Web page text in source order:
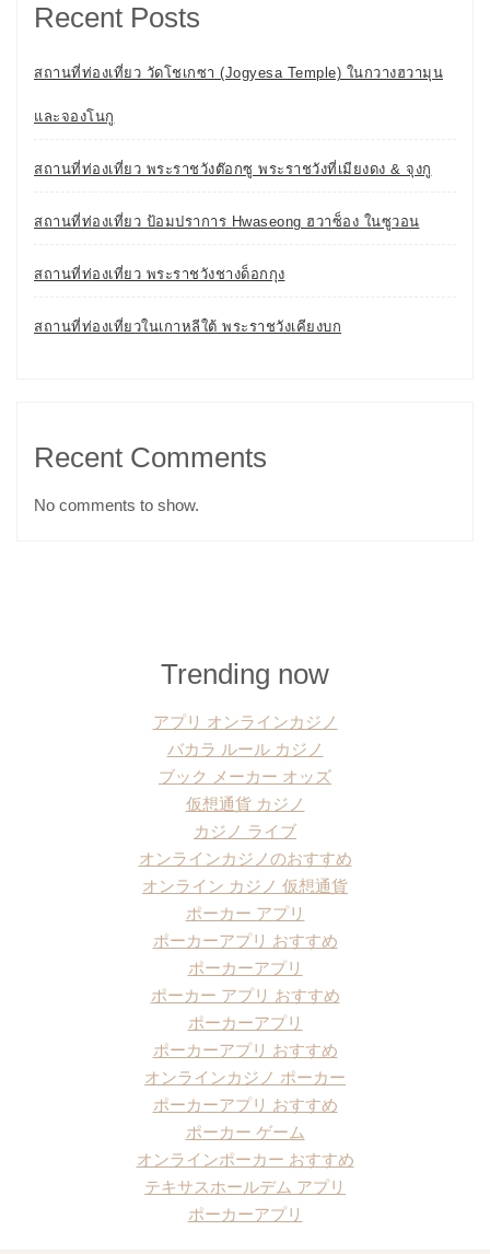
Recent Posts
สถานที่ท่องเที่ยว วัดโชเกซา (Jogyesa Temple) ในกวางฮวามุน
และจองโนกู
สถานที่ท่องเที่ยว พระราชวังต๊อกซู พระราชวังที่เมียงดง & จุงกู
สถานที่ท่องเที่ยว ป้อมปราการ Hwaseong ฮวาซ็อง ในซูวอน
สถานที่ท่องเที่ยว พระราชวังชางด็อกกุง
สถานที่ท่องเที่ยวในเกาหลีใต้ พระราชวังเคียงบก
Recent Comments
No comments to show.
Trending now
アプリ オンラインカジノ
バカラ ルール カジノ
ブック メーカー オッズ
仮想通貨 カジノ
カジノ ライブ
オンラインカジノのおすすめ
オンライン カジノ 仮想通貨
ポーカー アプリ
ポーカーアプリ おすすめ
ポーカーアプリ
ポーカー アプリ おすすめ
ポーカーアプリ
ポーカーアプリ おすすめ
オンラインカジノ ポーカー
ポーカーアプリ おすすめ
ポーカー ゲーム
オンラインポーカー おすすめ
テキサスホールデム アプリ
ポーカーアプリ